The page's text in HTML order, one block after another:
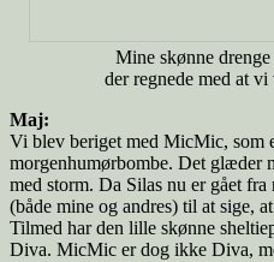
Mine skønne
der regnede med at
Maj:
Vi blev beriget med MicMic, som
morgenhumørbombe. Det glæder
med storm. Da Silas nu er gået
(både mine og andres) til at sige,
Tilmed har den lille skønne
Diva. MicMic er dog ikke Diva,